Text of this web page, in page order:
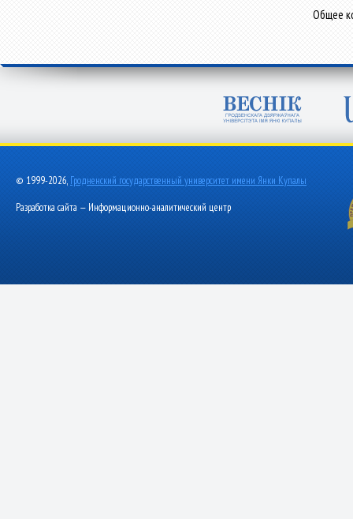
Общее
© 1999-2026, Гродненский государственный университет имени Янки Купалы
Разработка сайта — Информационно-аналитический центр